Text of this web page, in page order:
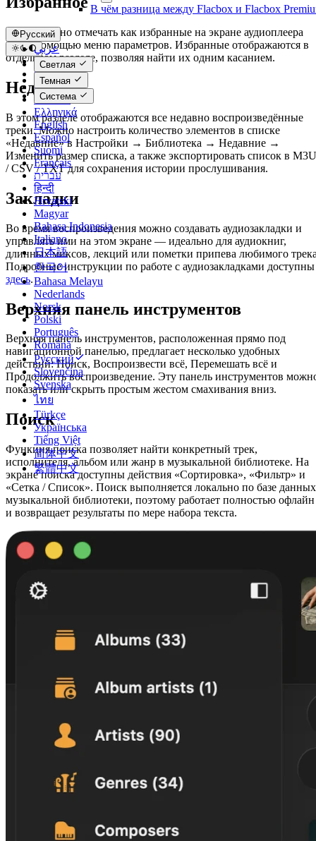
В чём разница между Flacbox и Flacbox
Русский
عربي
Català
Čeština
Dansk
Deutsch
Ελληνικά
English
Español
Suomi
Français
עברית
हिन्दी
Hrvatski
Magyar
Bahasa Indonesia
Italiano
日本語
한국어
Bahasa Melayu
Nederlands
Norsk
Polski
Português
Română
Русский
Slovenčina
Svenska
ไทย
Türkçe
Українська
Tiếng Việt
简体中文
繁體中文
Светлая
Темная
Система
Песни можно отмечать как избранные на экране аудиоплеера
или с помощью меню параметров. Избранные отображаются в
отдельном разделе, позволяя найти их одним касанием.
Недавние
В этом разделе отображаются все недавно воспроизведённые
треки. Можно настроить количество элементов в списке
«Недавние» в Настройки → Библиотека → Недавние →
Изменить размер списка, а также экспортировать список в M3U
/ CSV / TXT для сохранения истории прослушивания.
Закладки
Во время воспроизведения можно создавать аудиозакладки и
управлять ими на этом экране — идеально для аудиокниг,
длинных миксов, лекций или пометки припева любимого
Подробные инструкции по работе с аудиозакладками доступны
здесь.
Верхняя панель инструментов
Верхняя панель инструментов, расположенная прямо под
навигационной панелью, предлагает несколько удобных
действий: Поиск, Воспроизвести всё, Перемешать всё и
Продолжить воспроизведение. Эту панель инструментов
показать или скрыть простым жестом смахивания вниз.
Поиск
Функция поиска позволяет найти конкретный трек,
исполнителя, альбом или жанр в музыкальной библиотеке. На
экране поиска доступны действия «Сортировка», «Фильтр» и
«Сетка / Список». Поиск выполняется локально по базе данных
музыкальной библиотеки, поэтому работает полностью офлайн
и возвращает результаты по мере набора текста.